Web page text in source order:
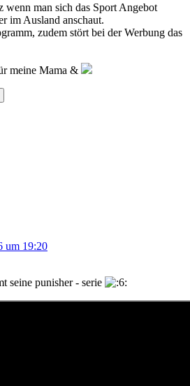
wenn man sich das Sport Angebot
im Ausland anschaut.
zudem stört bei der Werbung das
meine Mama &
um 19:20
seine punisher - serie